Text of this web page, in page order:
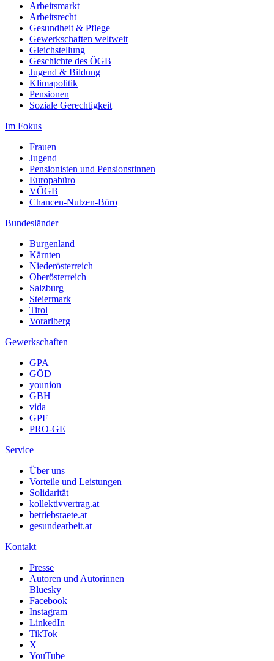
Arbeitsmarkt
Arbeitsrecht
Gesundheit & Pflege
Gewerkschaften weltweit
Gleichstellung
Geschichte des ÖGB
Jugend & Bildung
Klimapolitik
Pensionen
Soziale Gerechtigkeit
Im Fokus
Frauen
Jugend
Pensionisten und Pensionstinnen
Europabüro
VÖGB
Chancen-Nutzen-Büro
Bundesländer
Burgenland
Kärnten
Niederösterreich
Oberösterreich
Salzburg
Steiermark
Tirol
Vorarlberg
Gewerkschaften
GPA
GÖD
younion
GBH
vida
GPF
PRO-GE
Service
Über uns
Vorteile und Leistungen
Solidarität
kollektivvertrag.at
betriebsraete.at
gesundearbeit.at
Kontakt
Presse
Autoren und Autorinnen
Bluesky
Facebook
Instagram
LinkedIn
TikTok
X
YouTube